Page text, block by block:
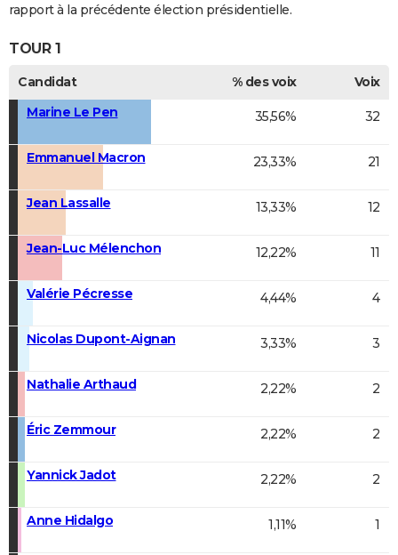
rapport à la précédente élection présidentielle.
TOUR 1
Candidat % des voix
Voix
Marine Le Pen
35,56% 32
Emmanuel Macron 23,33% 21
Jean Lassalle 13,33% 12
Jean-Luc Mélenchon 12,22% 11
Valérie Pécresse 4,44% 4
Nicolas Dupont-Aignan 3,33% 3
Nathalie Arthaud 2,22% 2
Éric Zemmour 2,22% 2
Yannick Jadot 2,22% 2
Anne Hidalgo 1,11% 1